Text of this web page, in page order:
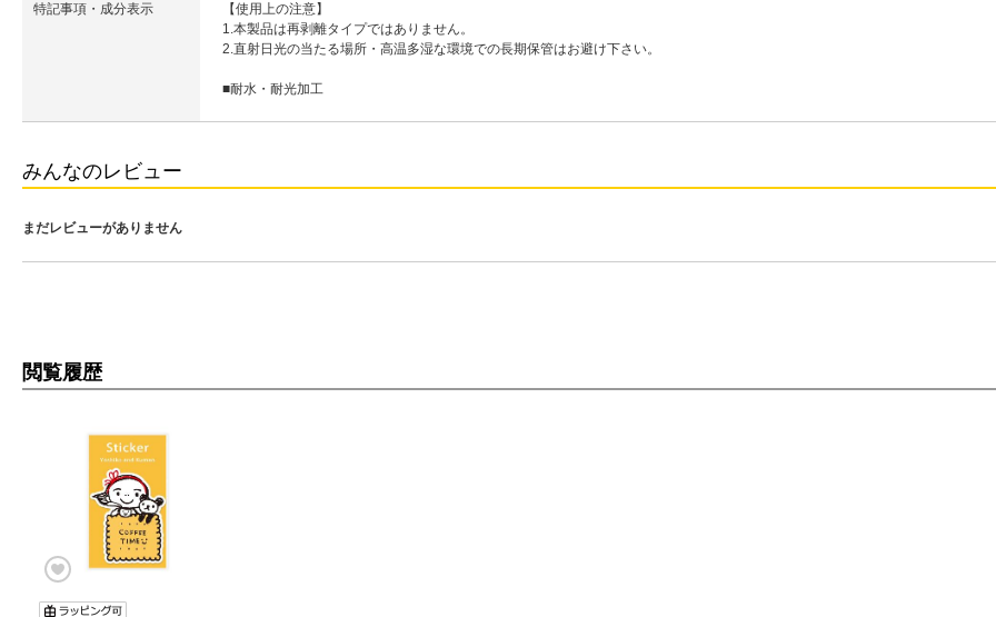
特記事項・成分表示
【使用上の注意】
1.本製品は再剥離タイプではありません。
2.直射日光の当たる場所・高温多湿な環境での長期保管はお避け下さい。
■耐水・耐光加工
みんなのレビュー
まだレビューがありません
閲覧履歴